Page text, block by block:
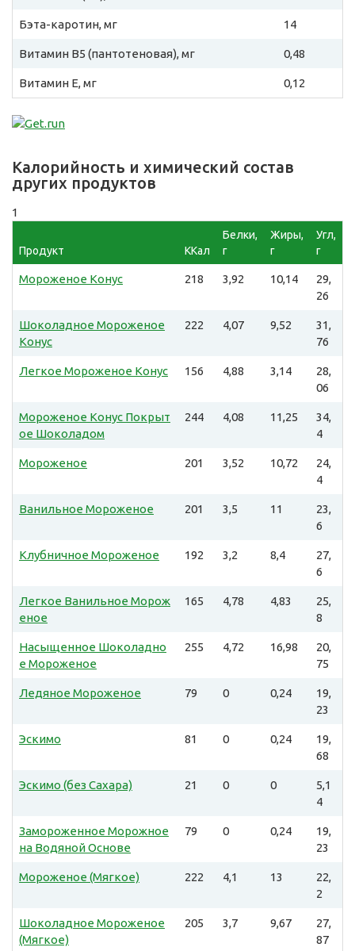
Бэта-каротин, мг 14
Витамин B5 (пантотеновая), мг 0,48
Витамин E, мг 0,12
Калорийность и химический состав
других продуктов
1
Продукт ККал
Белки,
г
Жиры,
г
Угл,
г
Мороженое Конус 218 3,92 10,14
29,
26
Шоколадное Мороженое
Конус
222 4,07 9,52
31,
76
Легкое Мороженое Конус 156 4,88 3,14
28,
06
Мороженое Конус Покрыт
ое Шоколадом
244 4,08 11,25
34,
4
Мороженое 201 3,52 10,72
24,
4
Ванильное Мороженое 201 3,5 11
23,
6
Клубничное Мороженое 192 3,2 8,4
27,
6
Легкое Ванильное Морож
еное
165 4,78 4,83
25,
8
Насыщенное Шоколадно
е Мороженое
255 4,72 16,98
20,
75
Ледяное Мороженое 79 0 0,24
19,
23
Эскимо 81 0 0,24
19,
68
Эскимо (без Сахара) 21 0 0
5,1
4
Замороженное Морожное
на Водяной Основе
79 0 0,24
19,
23
Мороженое (Мягкое) 222 4,1 13
22,
2
Шоколадное Мороженое
(Мягкое)
205 3,7 9,67
27,
87